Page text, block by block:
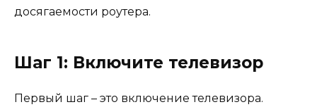
досягаемости роутера.
Шаг 1: Включите телевизор
Первый шаг – это включение телевизора.